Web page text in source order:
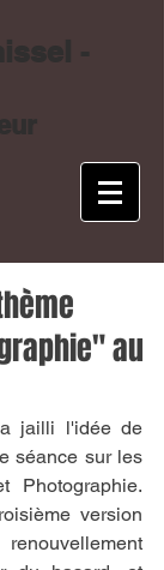
-
au
jailli l'idée de
séance sur les
Photographie.
version